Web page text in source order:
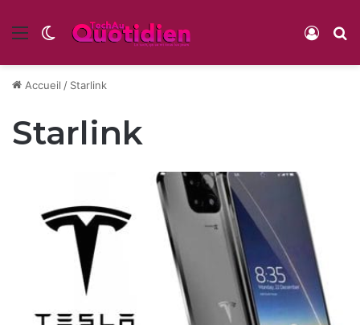
Menu Switch skin
Accueil / Starlink
Starlink